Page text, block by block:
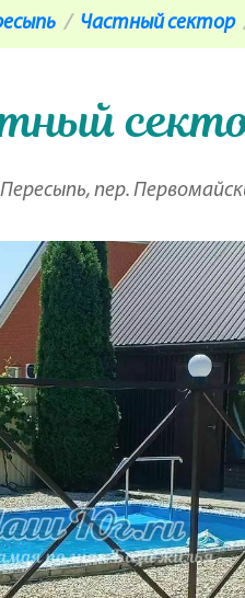
Частный сектор
Пересыпь, пер.